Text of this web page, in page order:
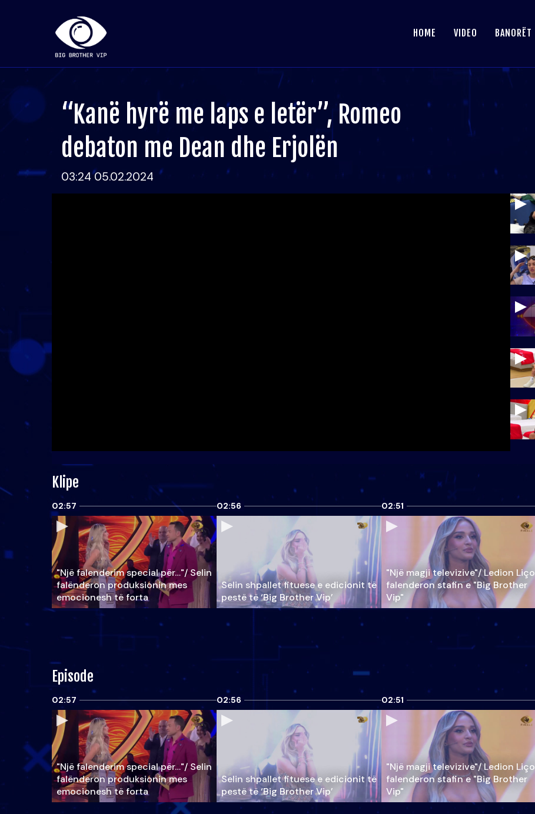
HOME VIDEO BANORËT
“Kanë hyrë me laps e letër”, Romeo
debaton me Dean dhe Erjolën
03:24 05.02.2024
Klipe
02:57
"Një falenderim special për…"/ Selin
falënderon produksionin mes
emocionesh të forta
02:56
Selin shpallet fituese e edicionit të
pestë të ‘Big Brother Vip’
02:51
"Një magji televizive"/ Ledion Liço
falenderon stafin e "Big Brother
Vip"
Episode
02:57
"Një falenderim special për…"/ Selin
falënderon produksionin mes
emocionesh të forta
02:56
Selin shpallet fituese e edicionit të
pestë të ‘Big Brother Vip’
02:51
"Një magji televizive"/ Ledion Liço
falenderon stafin e "Big Brother
Vip"